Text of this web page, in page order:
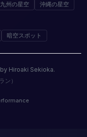
九州の星空 沖縄の星空
暗空スポット
Hiroaki Sekioka.
ン）